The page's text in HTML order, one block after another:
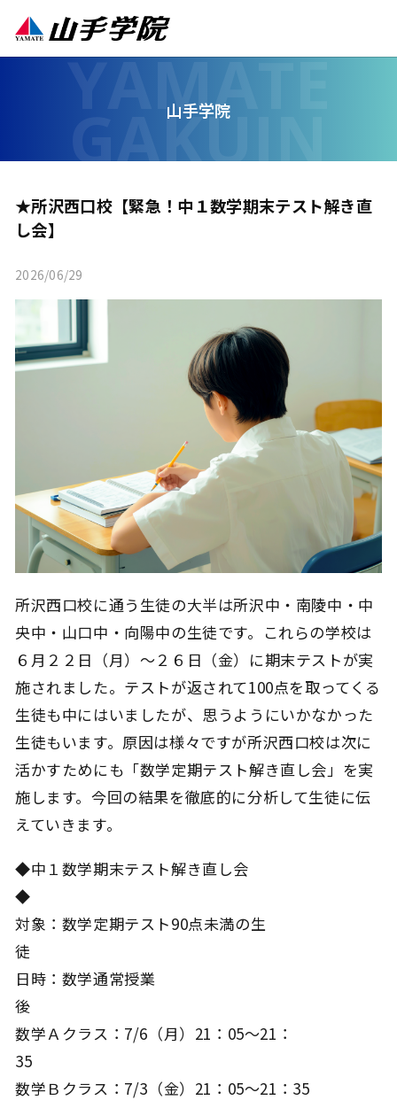
山手学院
★所沢西口校【緊急！中１数学期末テスト解き直
し会】
2026/06/29
所沢西口校に通う生徒の大半は所沢中・南陵中・中
央中・山口中・向陽中の生徒です。これらの学校は
６月２２日（月）～２６日（金）に期末テストが実
施されました。テストが返されて100点を取ってくる
生徒も中にはいましたが、思うようにいかなかった
生徒もいます。原因は様々ですが所沢西口校は次に
活かすためにも「数学定期テスト解き直し会」を実
施します。今回の結果を徹底的に分析して生徒に伝
えていきます。
◆中１数学期末テスト解き直し会
対象：数学定期テスト90点未満の生
日時：数学通常授業
数学Ａクラス：7/6（月）21：05～21：
数学Ｂクラス：7/3（金）21：05～21：35